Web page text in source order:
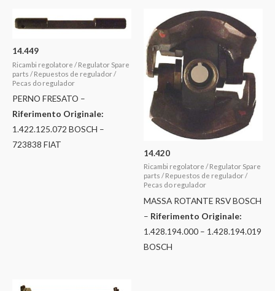
14.449
Ricambi regolatore / Regulator Spare
parts / Repuestos de regulador /
Pecas do regulador
PERNO FRESATO –
Riferimento Originale:
1.422.125.072 BOSCH –
723838 FIAT
14.420
Ricambi regolatore / Regulator Spare
parts / Repuestos de regulador /
Pecas do regulador
MASSA ROTANTE RSV BOSCH
– Riferimento Originale:
1.428.194.000 – 1.428.194.019
BOSCH